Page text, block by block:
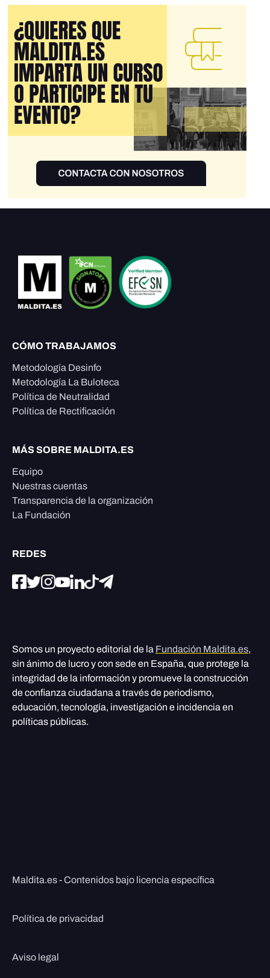
CÓMO TRABAJAMOS
Metodología Desinfo
Metodología La Buloteca
Política de Neutralidad
Política de Rectificación
MÁS SOBRE MALDITA.ES
Equipo
Nuestras cuentas
Transparencia de la organización
La Fundación
REDES
Somos un proyecto editorial de la Fundación Maldita.es,
sin ánimo de lucro y con sede en España, que protege la
integridad de la información y promueve la construcción
de confianza ciudadana a través de periodismo,
educación, tecnología, investigación e incidencia en
políticas públicas.
Maldita.es - Contenidos bajo licencia específica
Política de privacidad
Aviso legal